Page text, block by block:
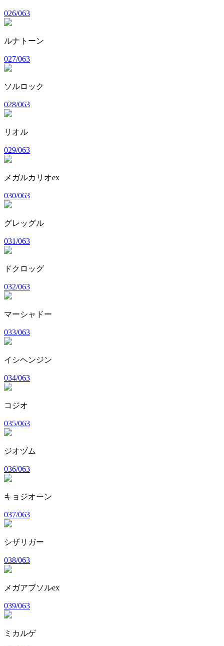
026/063
ルナトーン
027/063
ソルロック
028/063
リオル
029/063
メガルカリオex
030/063
グレッグル
031/063
ドクロッグ
032/063
マーシャドー
033/063
イシヘンジン
034/063
コジオ
035/063
ジオヅム
036/063
キョジオーン
037/063
シザリガー
038/063
メガアブソルex
039/063
ミカルゲ